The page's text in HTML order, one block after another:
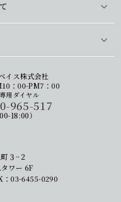
イス株式会社
：00-PM7：00
用ダイヤル
965-517
18:00）
３−２
タワー 6F
03-6455-0290